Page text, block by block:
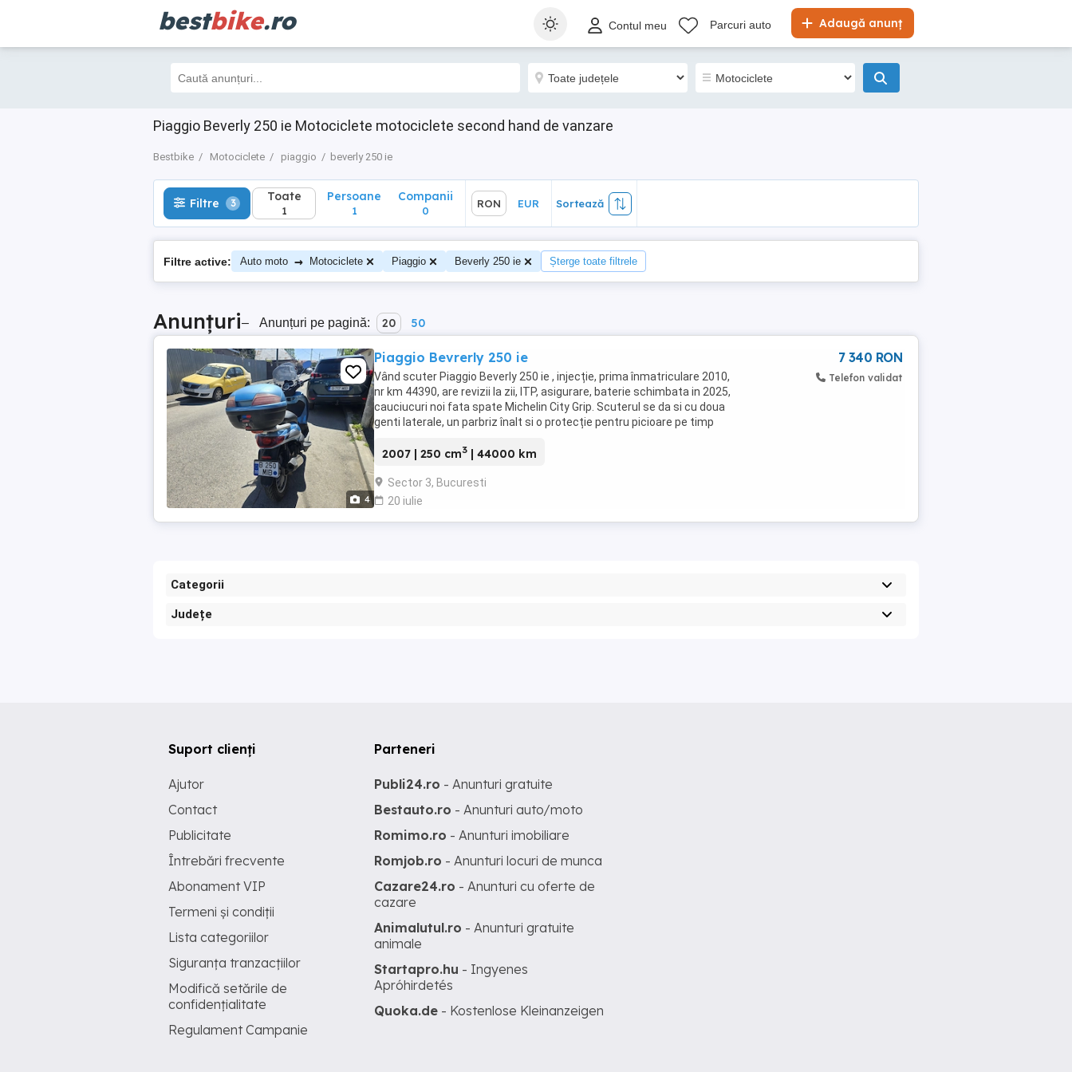
bestbike.ro Adaugă anunț
Contul meu Parcuri auto
Piaggio Beverly 250 ie Motociclete motociclete second hand de vanzare
Bestbike Motociclete piaggio beverly 250 ie
Filtre 3 Toate
1
Sortează
Filtre 3 Toate
1
Persoane
1
Companii
0
RON EUR Sortează
Filtre active: Auto moto → Motociclete Piaggio Beverly 250 ie Șterge toate filtrele
Anunțuri– Anunțuri pe pagină: 20 50
4
Piaggio Bevrerly 250 ie
Vând scuter Piaggio Beverly 250 ie , injecție, prima înmatriculare 2010,
nr km 44390, are revizii la zii, ITP, asigurare, baterie schimbata in 2025,
cauciucuri noi fata spate Michelin City Grip. Scuterul se da si cu doua
genti laterale, un parbriz înalt si o protecție pentru picioare pe timp
2007 | 250 cm3 | 44000 km
Sector 3, Bucuresti
20 iulie
7 340 RON
Telefon validat
Categorii
Județe
Suport clienți
Ajutor
Contact
Publicitate
Întrebări frecvente
Abonament VIP
Termeni și condiții
Lista categoriilor
Siguranța tranzacțiilor
Modifică setările de
confidențialitate
Regulament Campanie
Parteneri
Publi24.ro - Anunturi gratuite
Bestauto.ro - Anunturi auto/moto
Romimo.ro - Anunturi imobiliare
Romjob.ro - Anunturi locuri de munca
Cazare24.ro - Anunturi cu oferte de
cazare
Animalutul.ro - Anunturi gratuite
animale
Startapro.hu - Ingyenes
Apróhirdetés
Quoka.de - Kostenlose Kleinanzeigen